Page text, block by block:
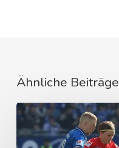
Ähnliche Beiträge